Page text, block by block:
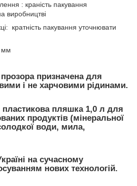
: краність пакування
виробництві
кратність пакування уточнювати
мм
призначена для
і не харчовими рідинами.
пластикова пляшка 1,0 л для
продуктів (мінеральної
води, мила,
на сучасному
нових технологій.